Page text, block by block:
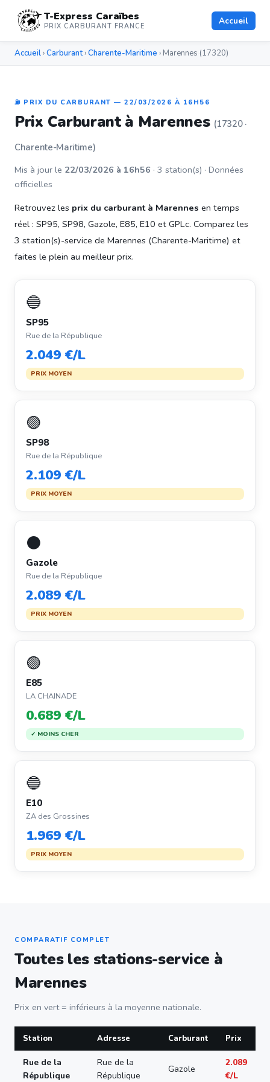
T-Express Caraïbes
PRIX CARBURANT FRANCE Accueil
Accueil ›Carburant›Charente-Maritime › Marennes (17320)
⛽ PRIX DU CARBURANT — 22/03/2026 À 16H56
Prix Carburant à Marennes (17320 ·
Charente-Maritime)
Mis à jour le 22/03/2026 à 16h56 · 3 station(s) · Données
officielles
Retrouvez les prix du carburant à Marennes en temps
réel : SP95, SP98, Gazole, E85, E10 et GPLc. Comparez les
3 station(s)-service de Marennes (Charente-Maritime) et
faites le plein au meilleur prix.
🔵
SP95
Rue de la République
2.049 €/L
PRIX MOYEN
🟣
SP98
Rue de la République
2.109 €/L
PRIX MOYEN
⚫
Gazole
Rue de la République
2.089 €/L
PRIX MOYEN
🟢
E85
LA CHAINADE
0.689 €/L
✓ MOINS CHER
🔵
E10
ZA des Grossines
1.969 €/L
PRIX MOYEN
COMPARATIF COMPLET
Toutes les stations-service à
Marennes
Prix en vert = inférieurs à la moyenne nationale.
Station Adresse Carburant Prix
Rue de la
République
Rue de la
République
Gazole
2.089
€/L